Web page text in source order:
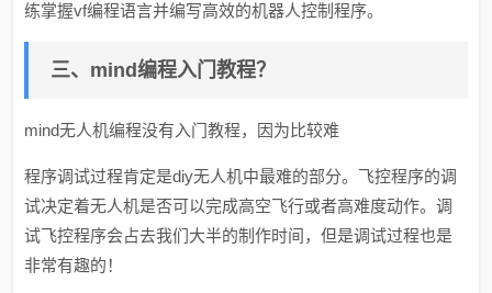
练掌握vf编程语言并编写高效的机器人控制程序。
三、mind编程入门教程？
mind无人机编程没有入门教程，因为比较难
程序调试过程肯定是diy无人机中最难的部分。飞控程序的调
试决定着无人机是否可以完成高空飞行或者高难度动作。调
试飞控程序会占去我们大半的制作时间，但是调试过程也是
非常有趣的！